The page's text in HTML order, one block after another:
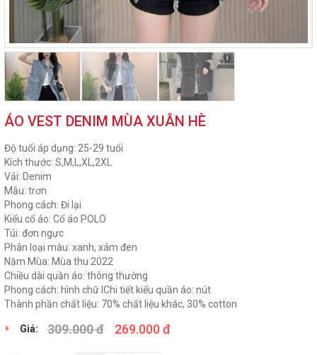
ÁO VEST DENIM MÙA XUÂN HÈ
Độ tuổi áp dụng: 25-29 tuổi
Kích thước: S,M,L,XL,2XL
Vải: Denim
Mẫu: trơn
Phong cách: Đi lại
Kiểu cổ áo: Cổ áo POLO
Túi: đơn ngực
Phân loại màu: xanh, xám đen
Năm Mùa: Mùa thu 2022
Chiều dài quần áo: thông thường
Phong cách: hình chữ IChi tiết kiểu quần áo: nút
Thành phần chất liệu: 70% chất liệu khác, 30% cotton
Giá: 309.000 đ 269.000 đ